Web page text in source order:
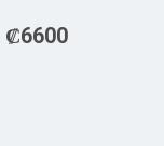
₡6600